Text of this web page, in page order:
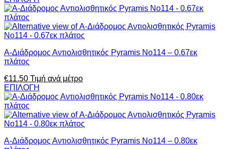
Α-Διάδρομος Αντιολισθητικός Pyramis No114 – 0.67εκ
πλάτος
€11.50 Τιμή ανά μέτρο
ΕΠΙΛΟΓΗ
Α-Διάδρομος Αντιολισθητικός Pyramis No114 – 0.80εκ